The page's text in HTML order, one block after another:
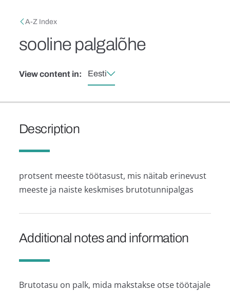
Breadcrumb
A-Z Index
sooline palgalõhe
View content in: Eesti
Description
protsent meeste töötasust, mis näitab erinevust
meeste ja naiste keskmises brutotunnipalgas
Additional notes and information
Brutotasu on palk, mida makstakse otse töötajale